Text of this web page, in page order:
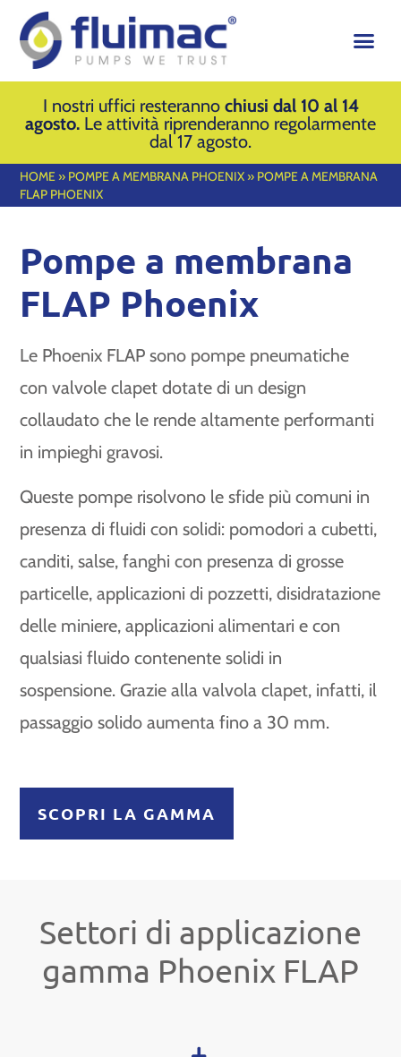
I nostri uffici resteranno chiusi dal 10 al 14
agosto. Le attività riprenderanno regolarmente
dal 17 agosto.
HOME » POMPE A MEMBRANA PHOENIX » POMPE A MEMBRANA
FLAP PHOENIX
Pompe a membrana
FLAP Phoenix
Le Phoenix FLAP sono pompe pneumatiche
con valvole clapet dotate di un design
collaudato che le rende altamente performanti
in impieghi gravosi.
Queste pompe risolvono le sfide più comuni in
presenza di fluidi con solidi: pomodori a cubetti,
canditi, salse, fanghi con presenza di grosse
particelle, applicazioni di pozzetti, disidratazione
delle miniere, applicazioni alimentari e con
qualsiasi fluido contenente solidi in
sospensione. Grazie alla valvola clapet, infatti, il
passaggio solido aumenta fino a 30 mm.
SCOPRI LA GAMMA
Settori di applicazione
gamma Phoenix FLAP